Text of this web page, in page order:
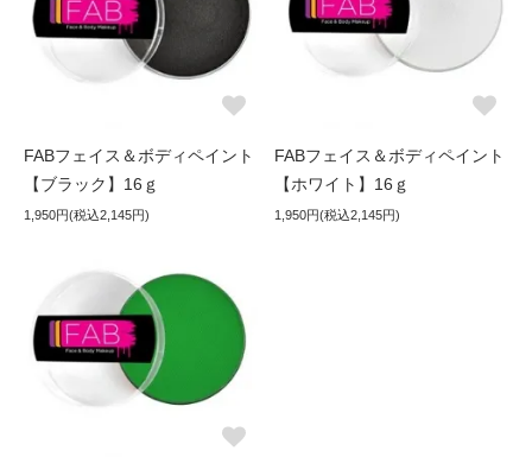
FABフェイス＆ボディペイント
【ブラック】16ｇ
1,950円(税込2,145円)
FABフェイス＆ボディペイント
【ホワイト】16ｇ
1,950円(税込2,145円)